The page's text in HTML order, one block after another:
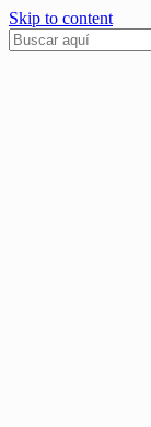
Skip to content